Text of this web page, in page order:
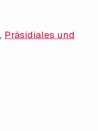
, Präsidiales und